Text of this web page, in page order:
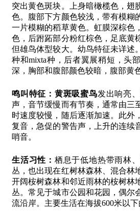
突出黄色斑块。上身暗橄榄色，翅
色。腹部下方颜色较浅，带有模糊
一片模糊的稻草黄色。虹膜深棕色
色，后跗跖部分粉红棕色，足底黄
但雄鸟体型较大。幼鸟特征未详述
种和mixta种，后者翼展稍短，头
深，胸部和腹部颜色较暗，腹部黄
鸣叫特征： 黄斑吸蜜鸟发出响亮
声，音节缓慢而有节奏，通常由三
时速度较慢，随后逐渐加速。此外
复音，急促的警告声，上升的连续
哨音。
生活习性： 栖息于低地热带雨林
丛，也出现在红树林森林、混合林
开阔桉树森林和邻近雨林的桉树林
丛。常见于城市公园和花园，偶尔
流沿岸。主要生活在海拔600米以下